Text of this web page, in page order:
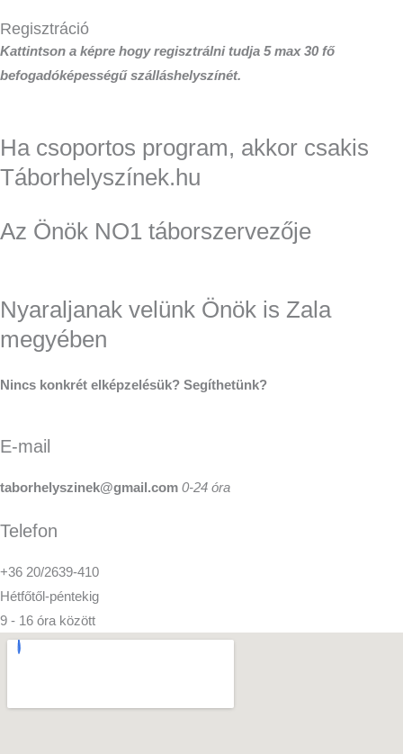
Regisztráció
Kattintson a képre hogy regisztrálni tudja 5 max 30 fő
befogadóképességű szálláshelyszínét.
Ha csoportos program, akkor csakis
Táborhelyszínek.hu
Az Önök NO1 táborszervezője
Nyaraljanak velünk Önök is Zala
megyében
Nincs konkrét elképzelésük? Segíthetünk?
E-mail
taborhelyszinek@gmail.com 0-24 óra
Telefon
+36 20/2639-410
Hétfőtől-péntekig
9 - 16 óra között